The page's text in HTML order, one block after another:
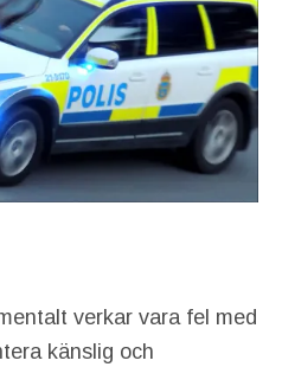
verkar vara fel med
känslig och